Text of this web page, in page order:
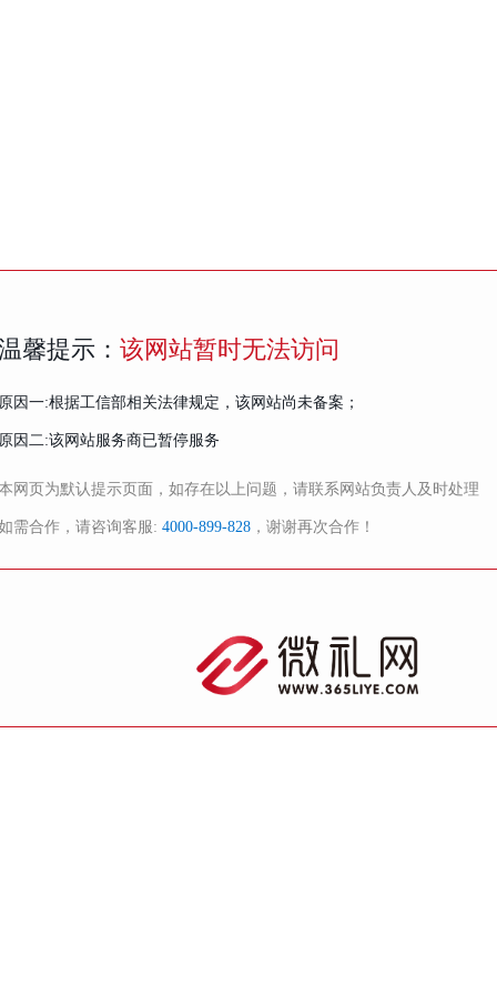
馨提示： 该网站暂时无法访问
因一:根据工信部相关法律规定，该网站尚未备案；
因二:该网站服务商已暂停服务
网页为默认提示页面，如存在以上问题，请联系网站负责人及时处理
需合作，请咨询客服: 4000-899-828 ，谢谢再次合作！